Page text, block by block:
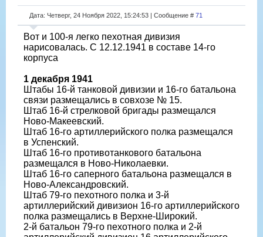
Дата: Четверг, 24 Ноября 2022, 15:24:53 | Сообщение # 71
Вот и 100-я легко пехотная дивизия
нарисовалась. С 12.12.1941 в составе 14-го
корпуса
1 декабря 1941
Штабы 16-й танковой дивизии и 16-го батальона
связи размещались в совхозе № 15.
Штаб 16-й стрелковой бригады размещался
Ново-Макеевский.
Штаб 16-го артиллерийского полка размещался
в Успенский.
Штаб 16-го противотанкового батальона
размещался в Ново-Николаевки.
Штаб 16-го саперного батальона размещался в
Ново-Александровский.
Штаб 79-го пехотного полка и 3-й
артиллерийский дивизион 16-го артиллерийского
полка размещались в Верхне-Широкий.
2-й батальон 79-го пехотного полка и 2-й